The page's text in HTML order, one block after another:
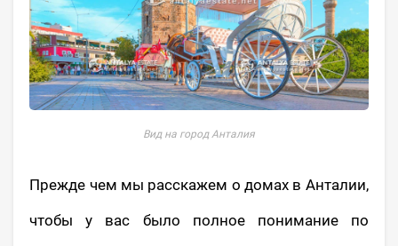
Вид на город Анталия
Прежде чем мы расскажем о домах в Анталии,
чтобы у вас было полное понимание по